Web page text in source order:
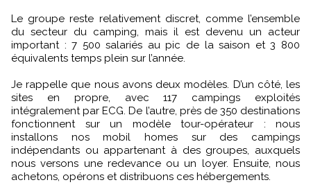
Le groupe reste relativement discret, comme l’ensemble
du secteur du camping, mais il est devenu un acteur
important : 7 500 salariés au pic de la saison et 3 800
équivalents temps plein sur l’année.
Je rappelle que nous avons deux modèles. D’un côté, les
sites en propre, avec 117 campings exploités
intégralement par ECG. De l’autre, près de 350 destinations
fonctionnent sur un modèle tour-opérateur : nous
installons nos mobil homes sur des campings
indépendants ou appartenant à des groupes, auxquels
nous versons une redevance ou un loyer. Ensuite, nous
achetons, opérons et distribuons ces hébergements.